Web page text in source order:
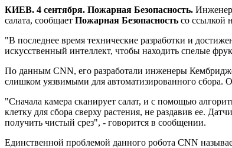
КИЕВ. 4 сентября. Пожарная Безопасность.
салата, сообщает Пожарная Безопасность со ссылкой
"В последнее время технические разработки и
искусственный интеллект, чтобы находить спелые
По данным CNN, его разработали инженеры
слишком уязвимыми для автоматизированного сбора.
"Сначала камера сканирует салат, и с помощью
клетку для сбора сверху растения, не раздавив ее.
получить чистый срез", - говорится в сообщении.
Единственной проблемой данного робота CNN